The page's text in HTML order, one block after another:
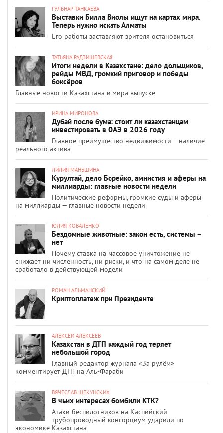
ГУЛЬНАР ТАНКАЕВА
Выставки Билла Виолы ищут на картах мира.
Теперь нужно искать Алматы
Его работы заставляют зрителя остановиться
ТАТЬЯНА РАДЗИШЕВСКАЯ
Итоги недели в Казахстане: дело дольщиков,
рейды МВД, громкий приговор и победы
боксёров
Главные новости Казахстана и мира выпуске
ИРИНА МИРОНОВА
Дубай после бума: стоит ли казахстанцам
инвестировать в ОАЭ в 2026 году
Главное преимущество недвижимости – наличие
реального актива
ЛИЛИЯ МАНЬШИНА
Курултай, дело Борейко, амнистия и аферы на
миллиарды: главные новости недели
Политические реформы, громкие суды и аферы
на миллиарды — главные новости недели
ЮЛИЯ КОВАЛЕНКО
Бездомные животные: закон есть, системы –
нет
Почему ставка на массовое уничтожение не
снижает ни численность, ни риски, и что на самом деле не
сработало в действующей модели
РОМАН АЛЬМАНСКИЙ
Криптоплатеж при Президенте
АЛЕКСЕЙ АЛЕКСЕЕВ
Казахстан в ДТП каждый год теряет
небольшой город
Главный редактор журнала «За рулём»
комментирует ДТП на Аль-Фараби
ВЯЧЕСЛАВ ЩЕКУНСКИХ
В чьих интересах бомбили КТК?
Атаки беспилотников на Каспийский
трубопроводный консорциум ударили по
экономике Казахстана